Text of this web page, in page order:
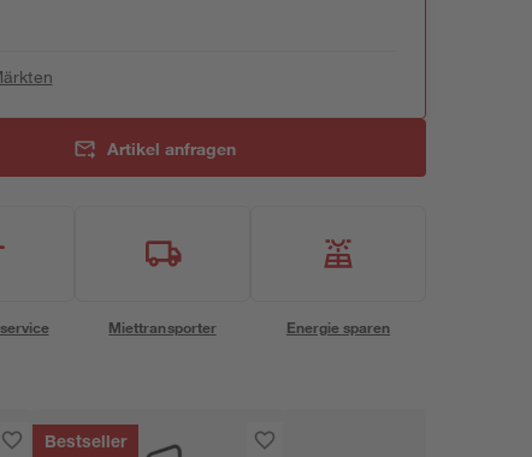
Artikel anfragen
Miettransporter Energie sparen
Bestseller